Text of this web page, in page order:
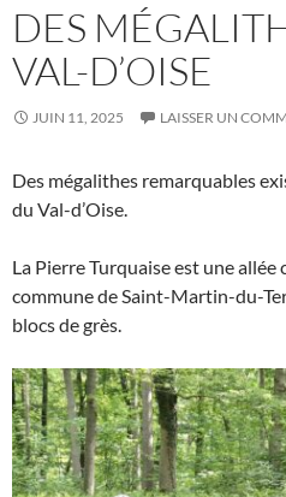
DES
VAL-D’OISE
JUIN 11, 2025 LAISSER UN
Des mégalithes remarquables
du Val-d’Oise.
La Pierre Turquaise est une
commune de Saint-Martin-du-
blocs de grès.